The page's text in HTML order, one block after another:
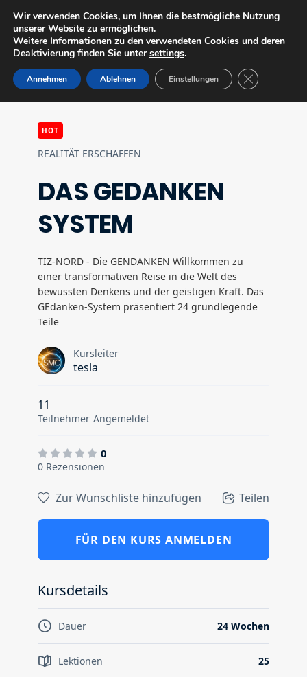
In den Ultra Modus
SMCSCOOL
REALITÄT ERSCHAFFEN
HOT
DAS GEDANKEN
SYSTEM
TIZ-NORD - Die GENDANKEN Willkommen zu
einer transformativen Reise in die Welt des
bewussten Denkens und der geistigen Kraft. Das
GEdanken-System präsentiert 24 grundlegende
Teile
Kursleiter
tesla
11
Teilnehmer Angemeldet
0
0 Rezensionen
Zur Wunschliste hinzufügen Teilen
FÜR DEN KURS ANMELDEN
Kursdetails
Dauer 24 Wochen
Lektionen 25
Wir verwenden Cookies, um Ihnen die bestmögliche Nutzung
unserer Website zu ermöglichen.
Weitere Informationen zu den verwendeten Cookies und deren
Deaktivierung finden Sie untersettings.
Annehmen Ablehnen Einstellungen GDPR